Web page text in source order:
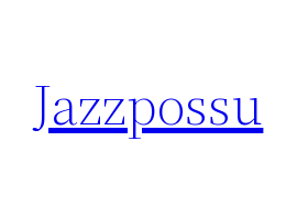
content
Jazzpossu